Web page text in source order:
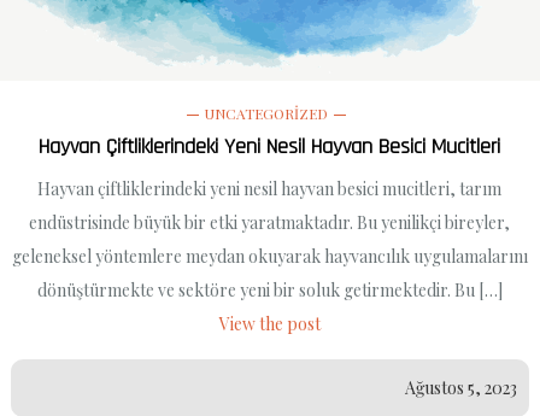
UNCATEGORIZED
Hayvan Çiftliklerindeki Yeni Nesil Hayvan Besici Mucitleri
Hayvan çiftliklerindeki yeni nesil hayvan besici mucitleri, tarım
endüstrisinde büyük bir etki yaratmaktadır. Bu yenilikçi bireyler,
geleneksel yöntemlere meydan okuyarak hayvancılık uygulamalarını
dönüştürmekte ve sektöre yeni bir soluk getirmektedir. Bu […]
View the post
Ağustos 5, 2023